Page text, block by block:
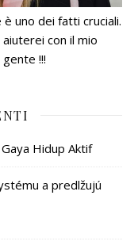
uno dei fatti cruciali.
con il mio
!!!
Gaya Hidup Aktif
a predlžujú